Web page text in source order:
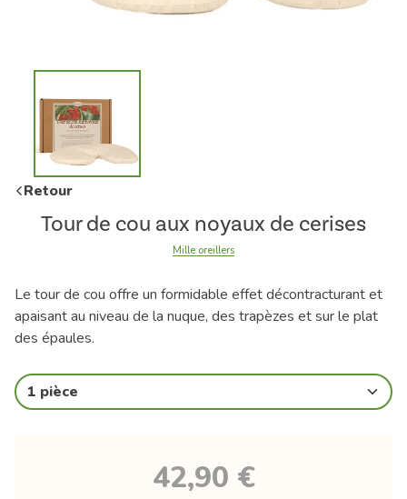
Retour
Tour de cou aux noyaux de cerises
Mille oreillers
Le tour de cou offre un formidable effet décontracturant et
apaisant au niveau de la nuque, des trapèzes et sur le plat
des épaules.
1 pièce
42,90 €